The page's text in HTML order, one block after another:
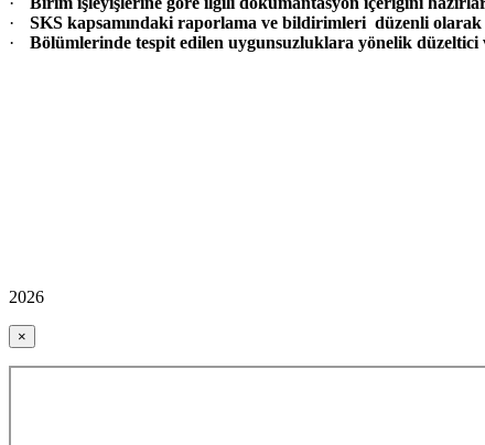
·
SKS kapsamındaki raporlama ve bildirimleri düzenli olarak
·
Bölümlerinde tespit edilen uygunsuzluklara yönelik
2026
×